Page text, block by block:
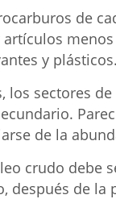
de
y
los sectores
de la
crudo debe
después de la